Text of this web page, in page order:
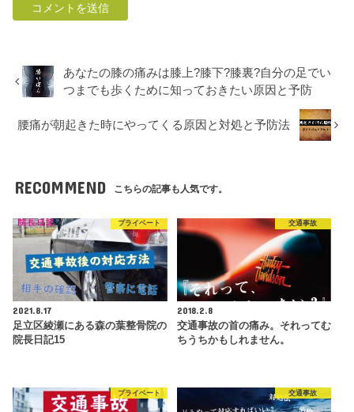
あなたの膝の痛みは膝上?膝下?膝裏?自分の足でい
つまでも歩くために知っておきたい原因と予防
腰痛が朝起きた時にやってくる原因と対処と予防法
RECOMMEND こちらの記事も人気です。
プライベート
2021.8.17
足立区綾瀬にある森の葉整骨院の
院長日記15
交通事故
2018.2.8
交通事故の首の痛み。それってむ
ちうちかもしれません。
プライベート 交通事故